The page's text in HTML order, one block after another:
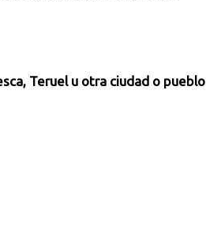
Teruel u otra ciudad o pueblo